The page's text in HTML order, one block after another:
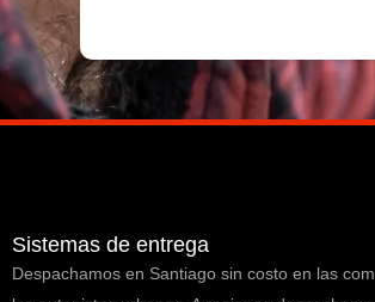
Sistemas de entrega
Despachamos en Santiago sin costo en las